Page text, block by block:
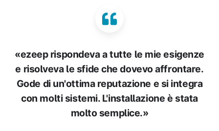
«ezeep rispondeva a tutte le mie esigenze
e risolveva le sfide che dovevo affrontare.
Gode di un'ottima reputazione e si integra
con molti sistemi. L'installazione è stata
molto semplice.»